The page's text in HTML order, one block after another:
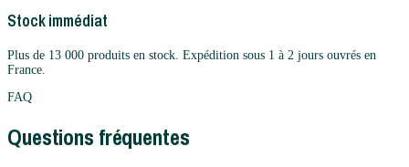
Stock immédiat
Plus de 13 000 produits en stock. Expédition sous 1 à 2 jours ouvrés en
France.
FAQ
Questions fréquentes